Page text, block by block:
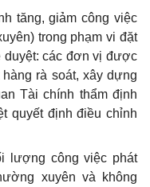
tăng, giảm công việc
trong phạm vi đặt
duyệt: các đơn vị được
rà soát, xây dựng
Tài chính thẩm định
quyết định điều chỉnh
lượng công việc phát
xuyên và không